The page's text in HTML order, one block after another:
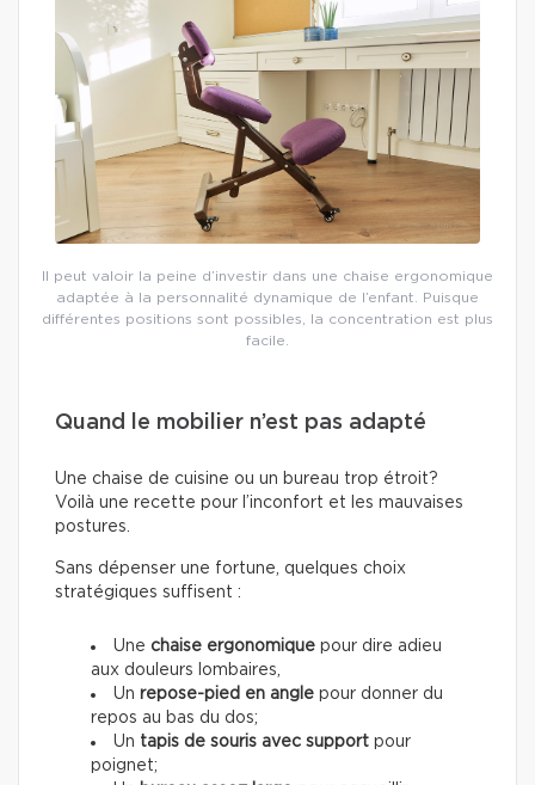
Il peut valoir la peine d’investir dans une chaise ergonomique
adaptée à la personnalité dynamique de l’enfant. Puisque
différentes positions sont possibles, la concentration est plus
facile.
Quand le mobilier n’est pas adapté
Une chaise de cuisine ou un bureau trop étroit?
Voilà une recette pour l’inconfort et les mauvaises
postures.
Sans dépenser une fortune, quelques choix
stratégiques suffisent :
Une chaise ergonomique pour dire adieu
aux douleurs lombaires,
Un repose-pied en angle pour donner du
repos au bas du dos;
Un tapis de souris avec support pour
poignet;